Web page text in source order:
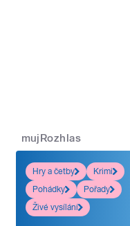
mujRozhlas
Hry a četby
Krimi
Pohádky
Pořady
Živé vysílání